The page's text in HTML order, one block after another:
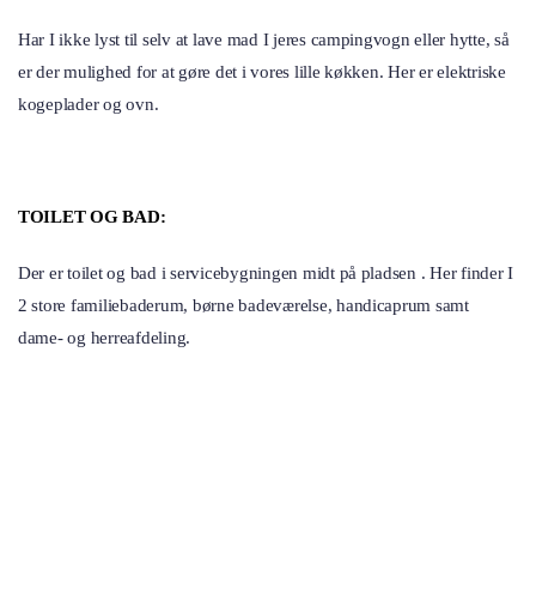
Har I ikke lyst til selv at lave mad I jeres campingvogn eller hytte, så
er der mulighed for at gøre det i vores lille køkken. Her er elektriske
kogeplader og ovn.
TOILET OG BAD:
Der er toilet og bad i servicebygningen midt på pladsen . Her finder I
2 store familiebaderum, børne badeværelse, handicaprum samt
dame- og herreafdeling.